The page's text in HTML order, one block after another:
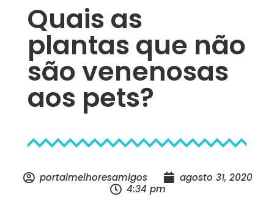
Quais as
plantas que não
são venenosas
aos pets?
portalmelhoresamigos
agosto 31, 2020
4:34 pm